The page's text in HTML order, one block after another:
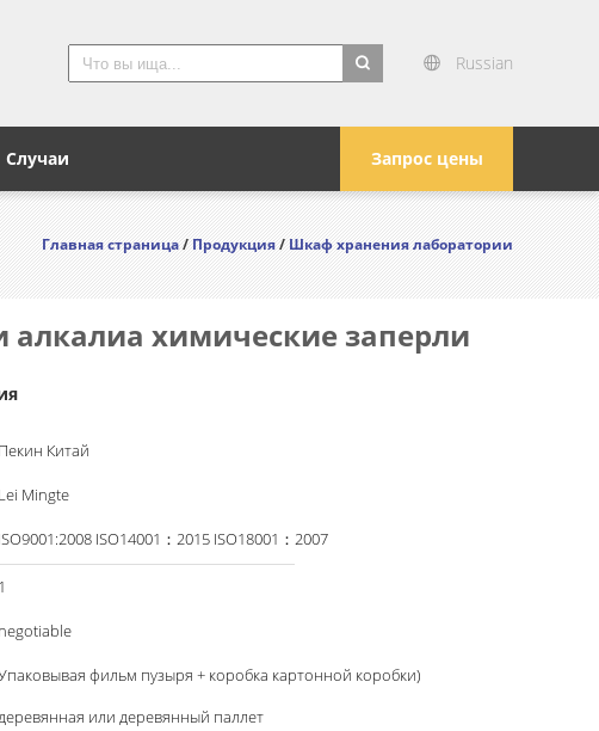
Russian
Запрос цены
Случаи
Главная страница/Продукция/Шкаф хранения лаборатории
химические заперли
Пекин Китай
Lei Mingte
ISO9001:2008 ISO14001：2015 ISO18001：2007
1
negotiable
фильм пузыря + коробка картонной коробки)
или деревянный паллет